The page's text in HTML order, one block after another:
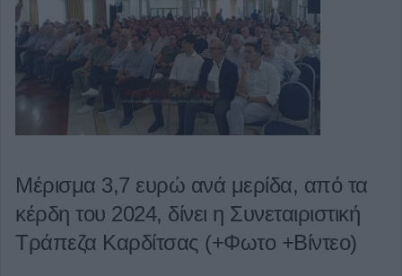
Μέρισμα 3,7 ευρώ ανά μερίδα, από τα
κέρδη του 2024, δίνει η Συνεταιριστική
Τράπεζα Καρδίτσας (+Φωτο +Βίντεο)